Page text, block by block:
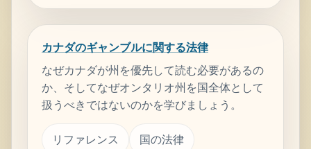
カナダのギャンブルに関する法律
なぜカナダが州を優先して読む必要があるの
か、そしてなぜオンタリオ州を国全体として
扱うべきではないのかを学びましょう。
リファレンス 国の法律